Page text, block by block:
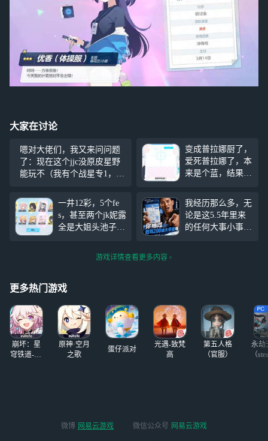
大家在讨论
嗯对大佬们，我又来问问题
了：现在这个jjc没原皮星野
能玩不（我有个战星专1，大
吗（或者水花）两个大技能
都没拉满（本人总力战摆
烂），然后就是感觉这次不
能上瞬有点难受了 =_=
变成普拉娜厨了，
爱死普拉娜了，本
来是个蓝，结果给
接把蓝色恶魔感
化，然后我抽的时
候来了一句普拉娜
把你前辈一起找过
一井12彩，5个fe
s，甚至两个jk妮露
全是大姐头池子歪
送神明石以后s4也
我经历那么多，无
论是这5.5年里来
的任何大事小事都
保持着热情，至少
减了1/3
游戏详情查看更多内容
更多热门游戏
崩坏：星
穹铁道-4.4
原神·空月
之歌
蛋仔派对
光遇-致梵
高
第五人格
（官服）
永劫
（
微博 网易云游戏 微信公众号 网易云游戏